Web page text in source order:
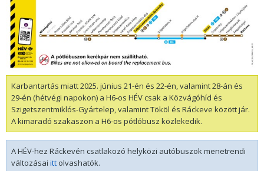
Karbantartás miatt 2025. június 21-én és 22-én, valamint 28-án és
29-én (hétvégi napokon) a H6-os HÉV csak a Közvágóhíd és
Szigetszentmiklós-Gyártelep, valamint Tököl és Ráckeve között jár.
A kimaradó szakaszon a H6-os pótlóbusz közlekedik.
A HÉV-hez Ráckevén csatlakozó helyközi autóbuszok menetrendi
változásai ittolvashatók.